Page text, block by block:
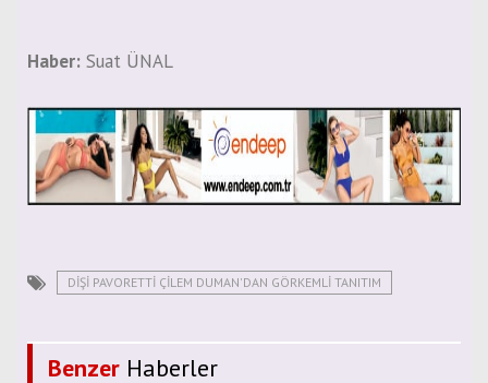
Haber: Suat ÜNAL
DIŞI PAVORETTI ÇILEM DUMAN'DAN GÖRKEMLI TANITIM
Benzer Haberler